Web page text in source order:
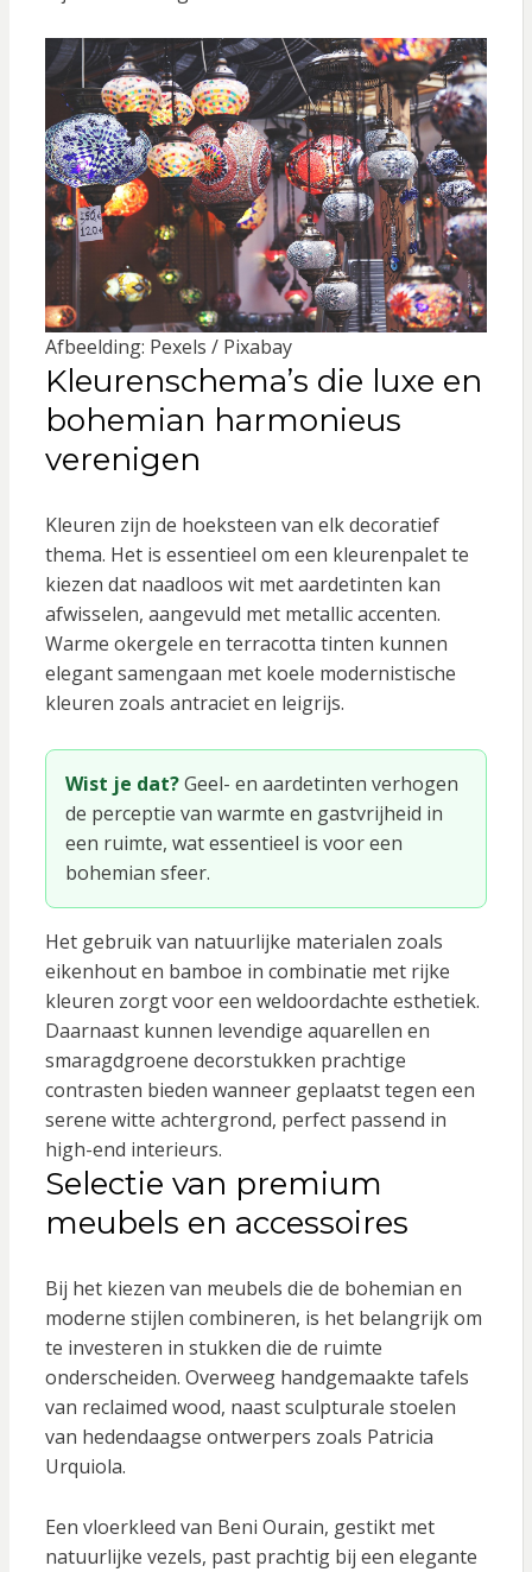
Afbeelding: Pexels / Pixabay
Kleurenschema’s die luxe en
bohemian harmonieus
verenigen
Kleuren zijn de hoeksteen van elk decoratief
thema. Het is essentieel om een kleurenpalet te
kiezen dat naadloos wit met aardetinten kan
afwisselen, aangevuld met metallic accenten.
Warme okergele en terracotta tinten kunnen
elegant samengaan met koele modernistische
kleuren zoals antraciet en leigrijs.
Wist je dat?Geel- en aardetinten verhogen
de perceptie van warmte en gastvrijheid in
een ruimte, wat essentieel is voor een
bohemian sfeer.
Het gebruik van natuurlijke materialen zoals
eikenhout en bamboe in combinatie met rijke
kleuren zorgt voor een weldoordachte esthetiek.
Daarnaast kunnen levendige aquarellen en
smaragdgroene decorstukken prachtige
contrasten bieden wanneer geplaatst tegen een
serene witte achtergrond, perfect passend in
high-end interieurs.
Selectie van premium
meubels en accessoires
Bij het kiezen van meubels die de bohemian en
moderne stijlen combineren, is het belangrijk om
te investeren in stukken die de ruimte
onderscheiden. Overweeg handgemaakte tafels
van reclaimed wood, naast sculpturale stoelen
van hedendaagse ontwerpers zoals Patricia
Urquiola.
Een vloerkleed van Beni Ourain, gestikt met
natuurlijke vezels, past prachtig bij een elegante